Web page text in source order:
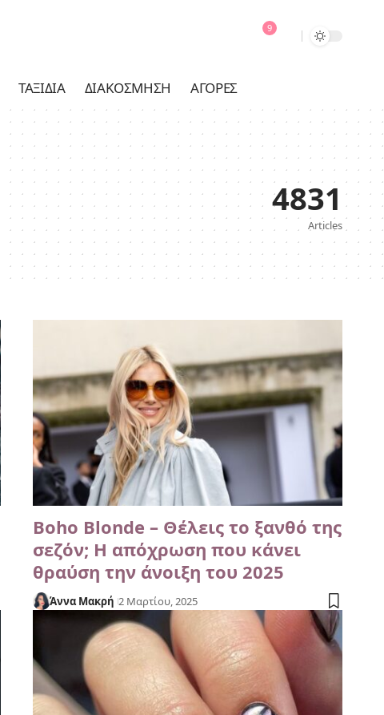
9
ΤΑΞΊΔΙΑ ΔΙΑΚΌΣΜΗΣΗ ΑΓΟΡΈΣ
4831
Articles
Boho Blonde – Θέλεις το ξανθό της
σεζόν; Η απόχρωση που κάνει
θραύση την άνοιξη του 2025
Άννα Μακρή 2 Μαρτίου, 2025